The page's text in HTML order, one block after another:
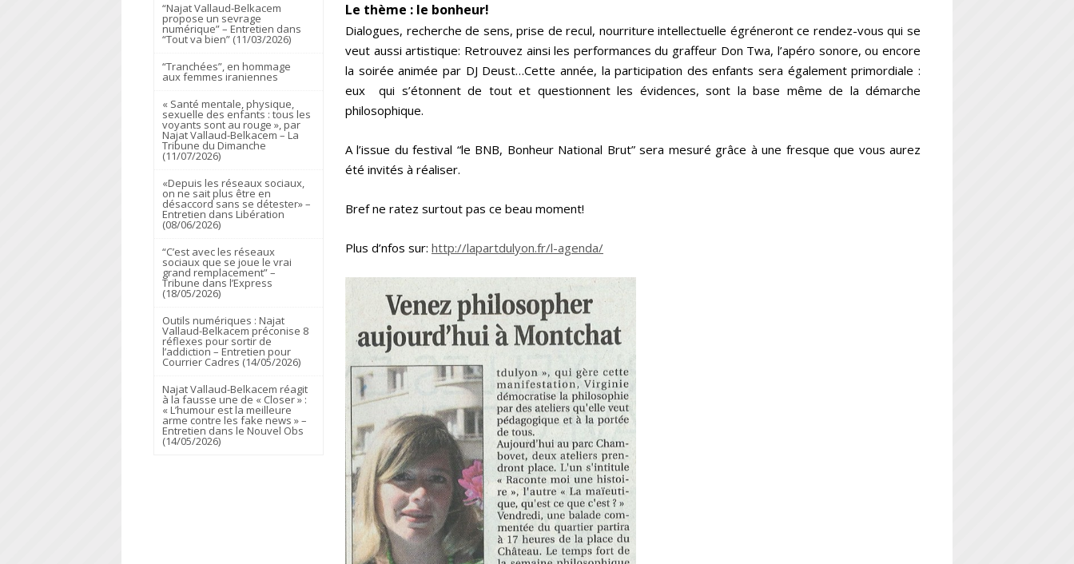
Le thème : le bonheur!
Dialogues, recherche de sens, prise de recul, nourriture intellectuelle égréneront ce rendez-vous qui se
veut aussi artistique: Retrouvez ainsi les performances du graffeur Don Twa, l’apéro sonore, ou encore
la soirée animée par DJ Deust…Cette année, la participation des enfants sera également primordiale :
eux qui s’étonnent de tout et questionnent les évidences, sont la base même de la démarche
philosophique.
A l’issue du festival “le BNB, Bonheur National Brut” sera mesuré grâce à une fresque que vous aurez
été invités à réaliser.
Bref ne ratez surtout pas ce beau moment!
Plus d’nfos sur: http://lapartdulyon.fr/l-agenda/
“Najat Vallaud-Belkacem
propose un sevrage
numérique” – Entretien dans
“Tout va bien” (11/03/2026)
“Tranchées”, en hommage
aux femmes iraniennes
« Santé mentale, physique,
sexuelle des enfants : tous les
voyants sont au rouge », par
Najat Vallaud-Belkacem – La
Tribune du Dimanche
(11/07/2026)
«Depuis les réseaux sociaux,
on ne sait plus être en
désaccord sans se détester» –
Entretien dans Libération
(08/06/2026)
“C’est avec les réseaux
sociaux que se joue le vrai
grand remplacement” –
Tribune dans l’Express
(18/05/2026)
Outils numériques : Najat
Vallaud-Belkacem préconise 8
réflexes pour sortir de
l’addiction – Entretien pour
Courrier Cadres (14/05/2026)
Najat Vallaud-Belkacem réagit
à la fausse une de « Closer » :
« L’humour est la meilleure
arme contre les fake news » –
Entretien dans le Nouvel Obs
(14/05/2026)